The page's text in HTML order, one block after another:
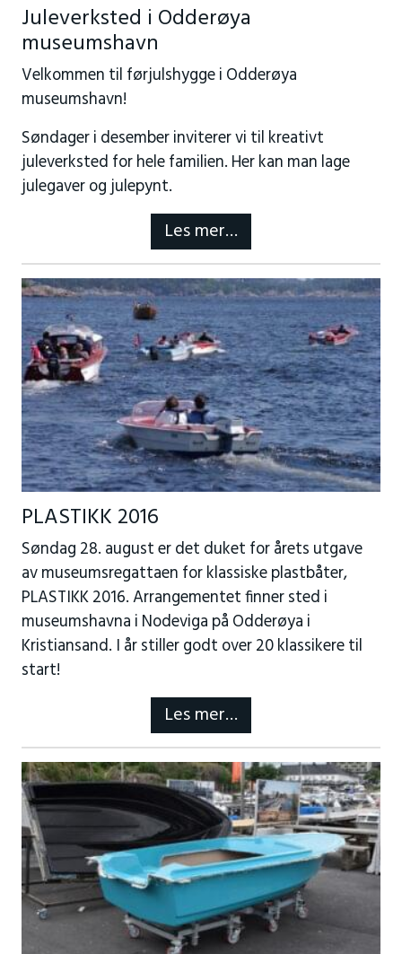
Juleverksted i Odderøya
museumshavn
Velkommen til førjulshygge i Odderøya
museumshavn!
Søndager i desember inviterer vi til kreativt
juleverksted for hele familien. Her kan man lage
julegaver og julepynt.
Les mer…
PLASTIKK 2016
Søndag 28. august er det duket for årets utgave
av museumsregattaen for klassiske plastbåter,
PLASTIKK 2016. Arrangementet finner sted i
museumshavna i Nodeviga på Odderøya i
Kristiansand. I år stiller godt over 20 klassikere til
start!
Les mer…